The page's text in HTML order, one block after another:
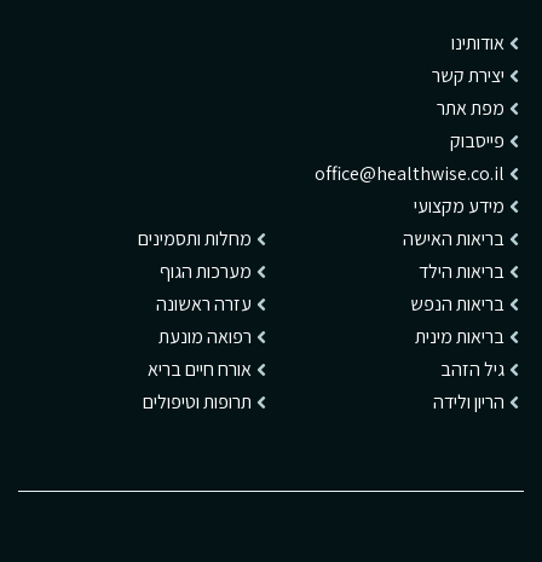
אודותינו
יצירת קשר
מפת אתר
פייסבוק
office@healthwise.co.il
מידע מקצועי
בריאות האישה
בריאות הילד
בריאות הנפש
בריאות מינית
גיל הזהב
הריון ולידה
מחלות ותסמינים
מערכות הגוף
עזרה ראשונה
רפואה מונעת
אורח חיים בריא
תרופות וטיפולים